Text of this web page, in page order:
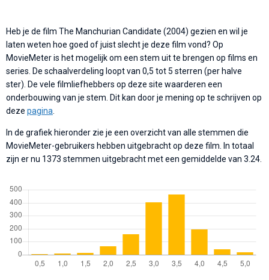
Heb je de film The Manchurian Candidate (2004) gezien en wil je
laten weten hoe goed of juist slecht je deze film vond? Op
MovieMeter is het mogelijk om een stem uit te brengen op films en
series. De schaalverdeling loopt van 0,5 tot 5 sterren (per halve
ster). De vele filmliefhebbers op deze site waarderen een
onderbouwing van je stem. Dit kan door je mening op te schrijven op
deze pagina.
In de grafiek hieronder zie je een overzicht van alle stemmen die
MovieMeter-gebruikers hebben uitgebracht op deze film. In totaal
zijn er nu 1373 stemmen uitgebracht met een gemiddelde van 3.24.